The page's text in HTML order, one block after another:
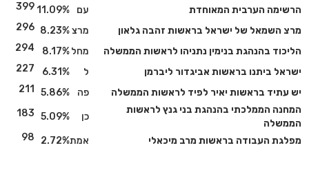
הרשימה הערבית המאוחדת עם 11.09%
399
מרצ השמאל של ישראל בראשות זהבה גלאון מרצ8.23%
296
הליכוד בהנהגת בנימין נתניהו לראשות הממשלה מחל8.17%
294
ישראל ביתנו בראשות אביגדור ליברמן 6.31%
227
יש עתיד בראשות יאיר לפיד לראשות הממשלה פה 5.86%
211
המחנה הממלכתי בהנהגת בני גנץ לראשות
הממשלה
כן 5.09%
183
מפלגת העבודה בראשות מרב מיכאלי אמת2.72%
98